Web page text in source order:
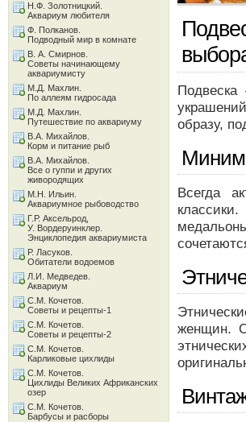
образу,
Всегда
женщин.
Н.Ф. Золотницкий.
Аквариум любителя
Ф. Полканов.
Подводный мир в комнате
В. А. Смирнов.
Советы начинающему
аквариумисту
М.Д. Махлин.
По аллеям гидросада
М.Д. Махлин.
Путешествие по аквариуму
В.А. Михайлов.
Корм и питание рыб
В.А. Михайлов.
Все о гуппи и других
живородящих
М.Н. Ильин.
Аквариумное рыбоводство
Г.Р. Аксельрод,
У. Вордеруинклер.
Энциклопедия аквариумиста
Р. Ласуков.
Обитатели водоемов
Л.И. Медведев.
Аквариум
С.М. Кочетов.
Советы и рецепты-1
С.М. Кочетов.
Советы и рецепты-2
С.М. Кочетов.
Карликовые цихлиды
С.М. Кочетов.
Цихлиды Великих Африканских
озер
С.М. Кочетов.
Барбусы и расборы